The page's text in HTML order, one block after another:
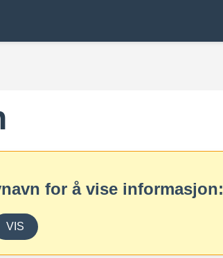
for å vise informasjon:
VIS